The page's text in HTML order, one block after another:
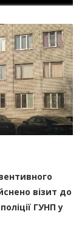
візит до
ГУНП у